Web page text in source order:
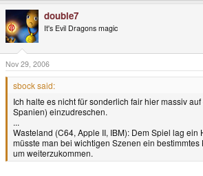
double7
It's Evil Dragons magic
Nov 29, 2006
sbock said:
Ich halte es nicht für sonderlich fair hier massiv
Spanien) einzudreschen.
...
Wasteland (C64, Apple II, IBM): Dem Spiel lag ein
müsste man bei wichtigen Szenen ein
um weiterzukommen.